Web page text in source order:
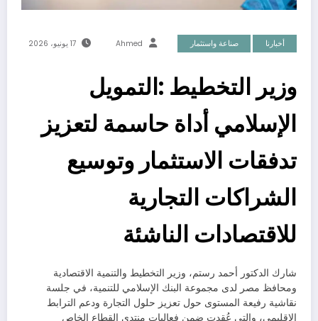
أخبارنا صناعة واستثمار Ahmed 17 يونيو، 2026
وزير التخطيط :التمويل
الإسلامي أداة حاسمة لتعزيز
تدفقات الاستثمار وتوسيع
الشراكات التجارية
للاقتصادات الناشئة
شارك الدكتور أحمد رستم، وزير التخطيط والتنمية الاقتصادية
ومحافظ مصر لدى مجموعة البنك الإسلامي للتنمية، في جلسة
نقاشية رفيعة المستوى حول تعزيز حلول التجارة ودعم الترابط
الإقليمي، والتي عُقدت ضمن فعاليات منتدى القطاع الخاص